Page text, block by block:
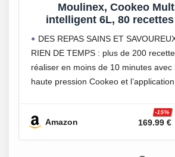
Moulinex, Cookeo
intelligent 6L, 80
Cuisson sans surveillance,
Guide de cuisson,
MyMoulinex, 1600W,
réparabilité
DES REPAS SAINS ET
RIEN DE TEMPS : plus de 200
réaliser en moins de 10 minutes avec
haute pression Cookeo et
Amazon
169.99 €
-15%